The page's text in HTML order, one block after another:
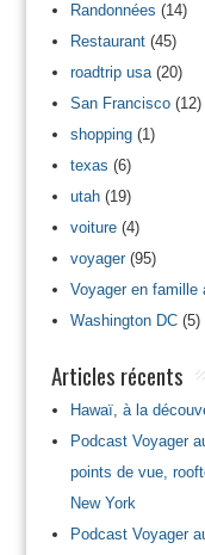
Randonnées (14)
Restaurant(45)
roadtrip usa(20)
San Francisco(12)
shopping(1)
texas (6)
utah(19)
voiture(4)
voyager(95)
Voyager en famille
Washington DC(5)
Articles récents
Hawaï, à la
Podcast Voyager
points de vue,
New York
Podcast Voyager